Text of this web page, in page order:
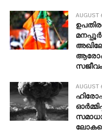
AUGUST
സജീവം
AUGUST